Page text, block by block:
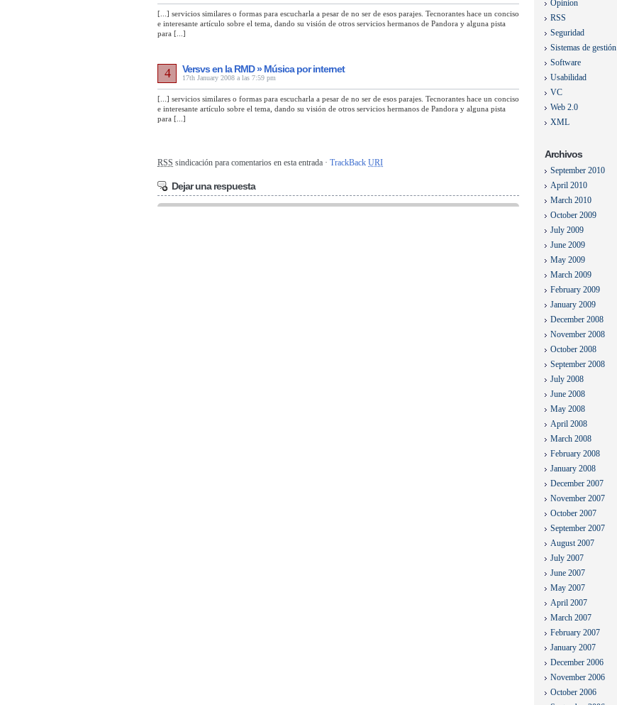
[...] servicios similares o formas para escucharla a pesar de no ser de esos parajes. Tecnorantes hace un conciso
e interesante artículo sobre el tema, dando su visión de otros servicios hermanos de Pandora y alguna pista
para [...]
Versvs en la RMD » Música por internet
17th January 2008 a las 7:59 pm
4
[...] servicios similares o formas para escucharla a pesar de no ser de esos parajes. Tecnorantes hace un conciso
e interesante artículo sobre el tema, dando su visión de otros servicios hermanos de Pandora y alguna pista
para [...]
RSS sindicación para comentarios en esta entrada · TrackBack URI
Dejar una respuesta
Opinion
RSS
Seguridad
Sistemas de gestión
Software
Usabilidad
VC
Web 2.0
XML
Archivos
September 2010
April 2010
March 2010
October 2009
July 2009
June 2009
May 2009
March 2009
February 2009
January 2009
December 2008
November 2008
October 2008
September 2008
July 2008
June 2008
May 2008
April 2008
March 2008
February 2008
January 2008
December 2007
November 2007
October 2007
September 2007
August 2007
July 2007
June 2007
May 2007
April 2007
March 2007
February 2007
January 2007
December 2006
November 2006
October 2006